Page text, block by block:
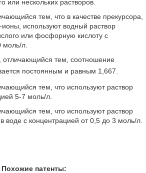
или нескольких растворов.
тем, что в качестве прекурсора,
используют водный раствор
или фосфорную кислоту с
моль/л.
отличающийся тем, соотношение
постоянным и равным 1,667.
тем, что используют раствор
5-7 моль/л.
тем, что используют раствор
воде с концентрацией от 0,5 до 3 моль/л.
Похожие патенты: